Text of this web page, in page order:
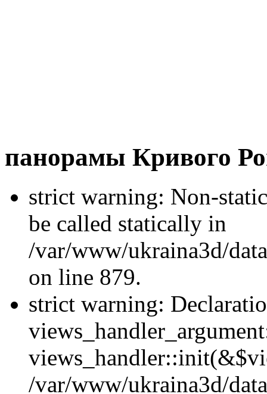
панорамы Кривого
strict warning: Non-
be called statically in
/var/www/ukraina3d/
on line 879.
strict warning:
/var/www/ukraina3d/